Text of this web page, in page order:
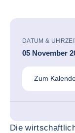
DATUM &
05 November
Zum
Die